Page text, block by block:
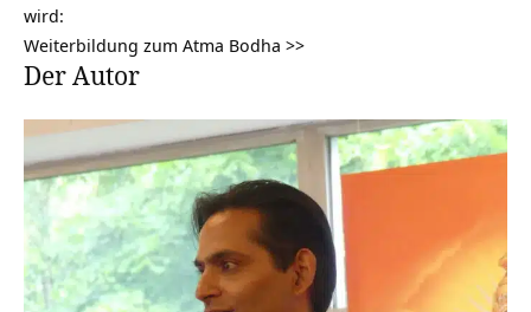
wird:
Weiterbildung zum Atma Bodha >>
Der Autor